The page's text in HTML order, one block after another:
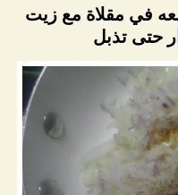
في مقلاة مع زيت
حتى تذبل